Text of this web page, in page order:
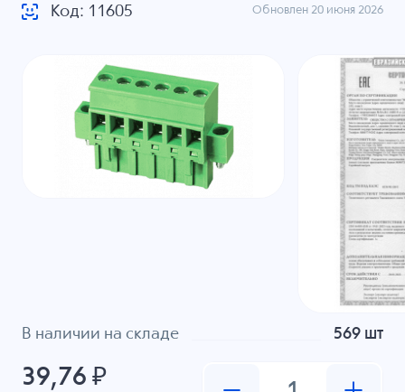
Код: 11605 Обновлен 20 июня 2026
В наличии на складе 569 шт
39,76 ₽